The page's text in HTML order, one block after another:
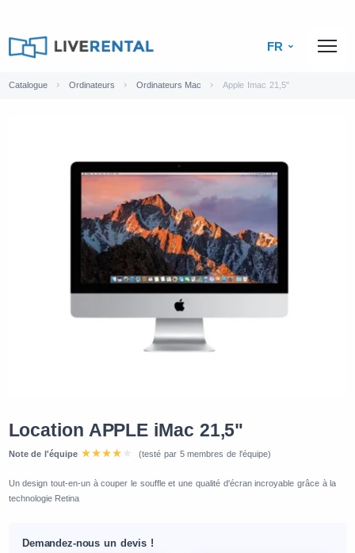
FR
Catalogue Ordinateurs Ordinateurs Mac Apple Imac 21,5"
Location APPLE iMac 21,5"
Note de l'équipe (testé par 5 membres de l'équipe)
Un design tout-en-un à couper le souffle et une qualité d'écran incroyable grâce à la
technologie Retina
Demandez-nous un devis !